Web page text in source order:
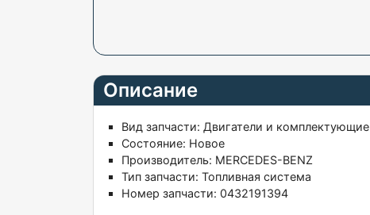
Описание
Вид запчасти: Двигатели и комплектующие
Состояние: Новое
Производитель: MERCEDES-BENZ
Тип запчасти: Топливная система
Номер запчасти: 0432191394